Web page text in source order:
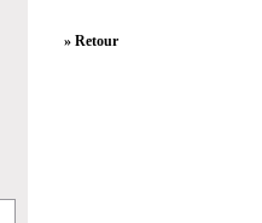
» Retour